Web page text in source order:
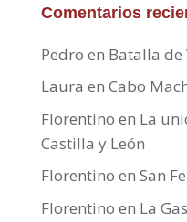
Comentarios
Pedro en Batalla de
Laura en Cabo
Florentino en La
Castilla y León
Florentino en San
Florentino en La